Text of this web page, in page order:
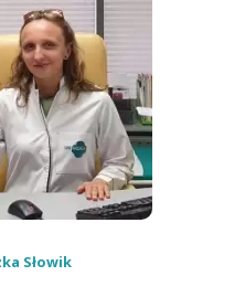
Słowik